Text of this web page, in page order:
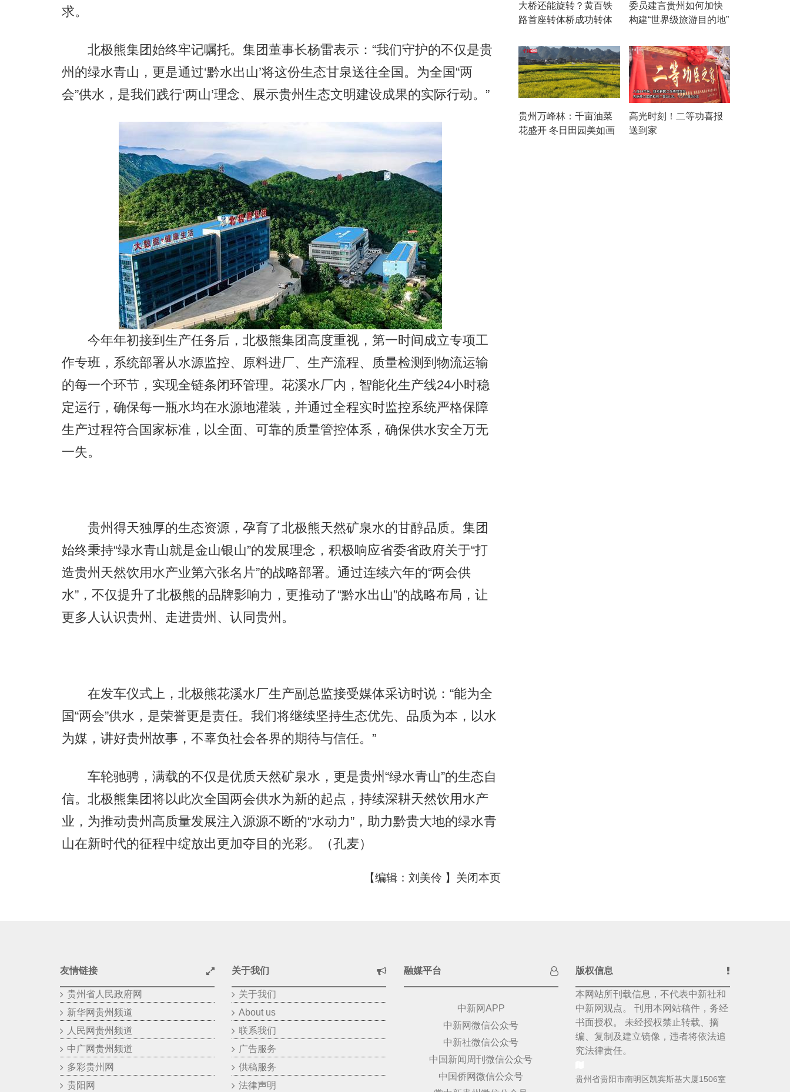
求。
北极熊集团始终牢记嘱托。集团董事长杨雷表示：“我们守护的不仅是贵
州的绿水青山，更是通过‘黔水出山’将这份生态甘泉送往全国。为全国“两
会”供水，是我们践行‘两山’理念、展示贵州生态文明建设成果的实际行动。”
今年年初接到生产任务后，北极熊集团高度重视，第一时间成立专项工
作专班，系统部署从水源监控、原料进厂、生产流程、质量检测到物流运输
的每一个环节，实现全链条闭环管理。花溪水厂内，智能化生产线24小时稳
定运行，确保每一瓶水均在水源地灌装，并通过全程实时监控系统严格保障
生产过程符合国家标准，以全面、可靠的质量管控体系，确保供水安全万无
一失。
贵州得天独厚的生态资源，孕育了北极熊天然矿泉水的甘醇品质。集团
始终秉持“绿水青山就是金山银山”的发展理念，积极响应省委省政府关于“打
造贵州天然饮用水产业第六张名片”的战略部署。通过连续六年的“两会供
水”，不仅提升了北极熊的品牌影响力，更推动了“黔水出山”的战略布局，让
更多人认识贵州、走进贵州、认同贵州。
在发车仪式上，北极熊花溪水厂生产副总监接受媒体采访时说：“能为全
国“两会”供水，是荣誉更是责任。我们将继续坚持生态优先、品质为本，以水
为媒，讲好贵州故事，不辜负社会各界的期待与信任。”
车轮驰骋，满载的不仅是优质天然矿泉水，更是贵州“绿水青山”的生态自
信。北极熊集团将以此次全国两会供水为新的起点，持续深耕天然饮用水产
业，为推动贵州高质量发展注入源源不断的“水动力”，助力黔贵大地的绿水青
山在新时代的征程中绽放出更加夺目的光彩。（孔麦）
【编辑：刘美伶 】 关闭本页
大桥还能旋转？黄百铁
路首座转体桥成功转体
委员建言贵州如何加快
构建“世界级旅游目的地”
贵州万峰林：千亩油菜
花盛开 冬日田园美如画
高光时刻！二等功喜报
送到家
友情链接
贵州省人民政府网
新华网贵州频道
人民网贵州频道
中广网贵州频道
多彩贵州网
贵阳网
关于我们
关于我们
About us
联系我们
广告服务
供稿服务
法律声明
融媒平台
中新网APP
中新网微信公众号
中新社微信公众号
中国新闻周刊微信公众号
中国侨网微信公众号
版权信息
本网站所刊载信息，不代表中新社和
中新网观点。 刊用本网站稿件，务经
书面授权。 未经授权禁止转载、摘
编、复制及建立镜像，违者将依法追
究法律责任。
贵州省贵阳市南明区凯宾斯基大厦1506室